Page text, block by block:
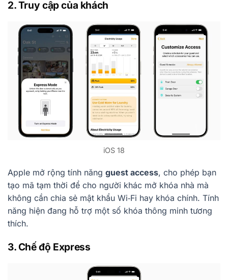
2. Truy cập của khách
iOS 18
Apple mở rộng tính năng guest access, cho phép bạn
tạo mã tạm thời để cho người khác mở khóa nhà mà
không cần chia sẻ mật khẩu Wi‑Fi hay khóa chính. Tính
năng hiện đang hỗ trợ một số khóa thông minh tương
thích.
3. Chế độ Express